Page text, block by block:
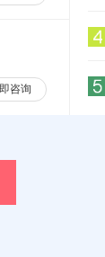
咨询